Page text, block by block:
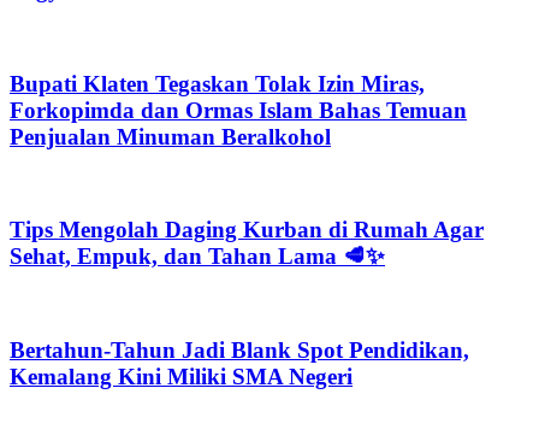
Bupati Klaten Tegaskan Tolak Izin Miras,
Forkopimda dan Ormas Islam Bahas Temuan
Penjualan Minuman Beralkohol
Tips Mengolah Daging Kurban di Rumah Agar
Sehat, Empuk, dan Tahan Lama 🥩✨
Bertahun-Tahun Jadi Blank Spot Pendidikan,
Kemalang Kini Miliki SMA Negeri